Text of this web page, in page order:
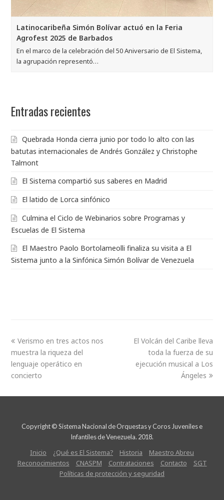
Latinocaribeña Simón Bolívar actuó en la Feria
Agrofest 2025 de Barbados
En el marco de la celebración del 50 Aniversario de El Sistema,
la agrupación representó…
Entradas recientes
Quebrada Honda cierra junio por todo lo alto con las
batutas internacionales de Andrés González y Christophe
Talmont
El Sistema compartió sus saberes en Madrid
El latido de Lorca sinfónico
Culmina el Ciclo de Webinarios sobre Programas y
Escuelas de El Sistema
El Maestro Paolo Bortolameolli finaliza su visita a El
Sistema junto a la Sinfónica Simón Bolívar de Venezuela
Verismo en tres actos nos
muestra la riqueza del
lenguaje operático en
concierto
El Volcán del Caribe lleva
toda la fuerza de su
ejecución musical a Los
Ángeles
Copyright © Sistema Nacional de Orquestas y Coros Juveniles e
Infantiles de Venezuela. 2018.
Inicio ¿Qué es El Sistema? Historia
Maestro Abreu
Reconocimientos
CNASPM Contrataciones Contacto
SGT
Políticas de protección y seguridad